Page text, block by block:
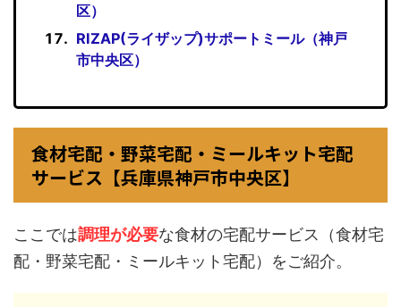
区）
RIZAP(ライザップ)サポートミール（神戸
市中央区）
食材宅配・野菜宅配・ミールキット宅配
サービス【兵庫県神戸市中央区】
ここでは調理が必要な食材の宅配サービス（食材宅
配・野菜宅配・ミールキット宅配）をご紹介。